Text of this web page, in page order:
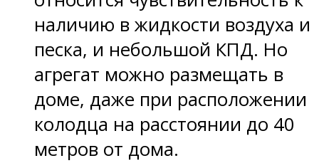
наличию в жидкости воздуха и
песка, и небольшой КПД. Но
агрегат можно размещать в
доме, даже при расположении
колодца на расстоянии до 40
метров от дома.